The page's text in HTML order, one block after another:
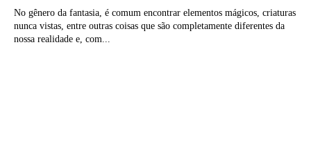
No gênero da fantasia, é comum encontrar elementos mágicos, criaturas
nunca vistas, entre outras coisas que são completamente diferentes da
nossa realidade e, com...